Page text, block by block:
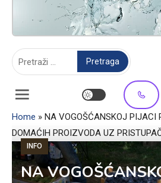
Home » NA VOGOŠĆANSKOJ PIJACI
DOMAĆIH PROIZVODA UZ
INFO
NA